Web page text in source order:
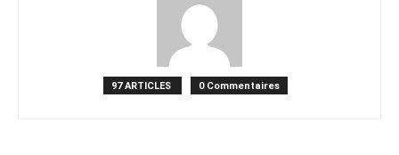
97 ARTICLES 0 Commentaires